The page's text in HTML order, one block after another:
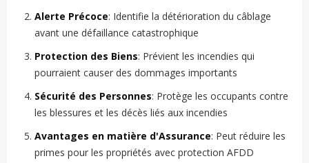
Alerte Précoce: Identifie la détérioration du câblage
avant une défaillance catastrophique
Protection des Biens: Prévient les incendies qui
pourraient causer des dommages importants
Sécurité des Personnes: Protège les occupants contre
les blessures et les décès liés aux incendies
Avantages en matière d'Assurance: Peut réduire les
primes pour les propriétés avec protection AFDD